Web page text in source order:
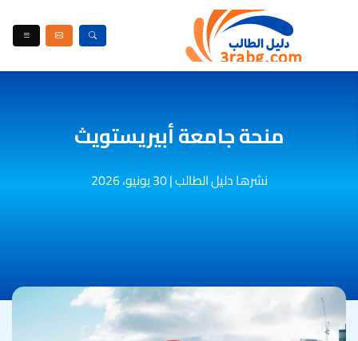
منحة جامعة أبيريستويث
نشرها دليل الطالب|30 يونيو، 2026